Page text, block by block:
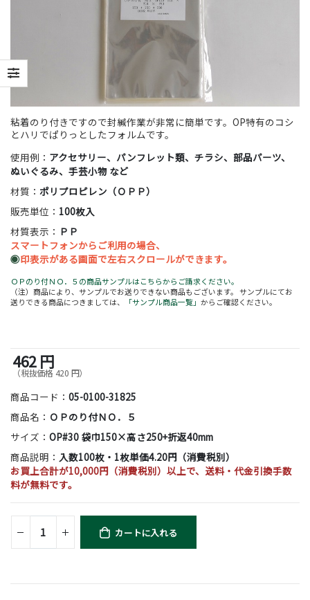
粘着のり付きですので封緘作業が非常に簡単です。OP特有のコシ
とハリでぱりっとしたフォルムです。
使用例： アクセサリー、パンフレット類、チラシ、部品パーツ、
ぬいぐるみ、手芸小物 など
材質：ポリプロピレン（ＯＰＰ）
販売単位： 100枚入
材質表示： ＰＰ
スマートフォンからご利用の場合、
◉印表示がある画面で左右スクロールができます。
ＯＰのり付ＮＯ．５の商品サンプルはこちらからご請求ください。
（注）商品により、サンプルでお送りできない商品もございます。 サンプルにてお
送りできる商品につきましては、
「サンプル商品一覧」 からご確認ください。
462 円
（税抜価格 420 円）
商品コード：05-0100-31825
商品名： ＯＰのり付ＮＯ．５
サイズ：OP#30 袋巾150×高さ250+折返40mm
商品説明： 入数100枚・1枚単価4.20円（消費税別）
お買上合計が10,000円（消費税別）以上で、送料・代金引換手数
料が無料です。
カートに入れる